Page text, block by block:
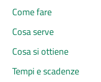
Come fare
Cosa serve
Cosa si ottiene
Tempi e scadenze